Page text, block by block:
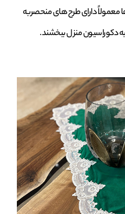
معمولاً دارای طرح‌ های منحصر‌به‌
دکوراسیون منزل ببخشند.